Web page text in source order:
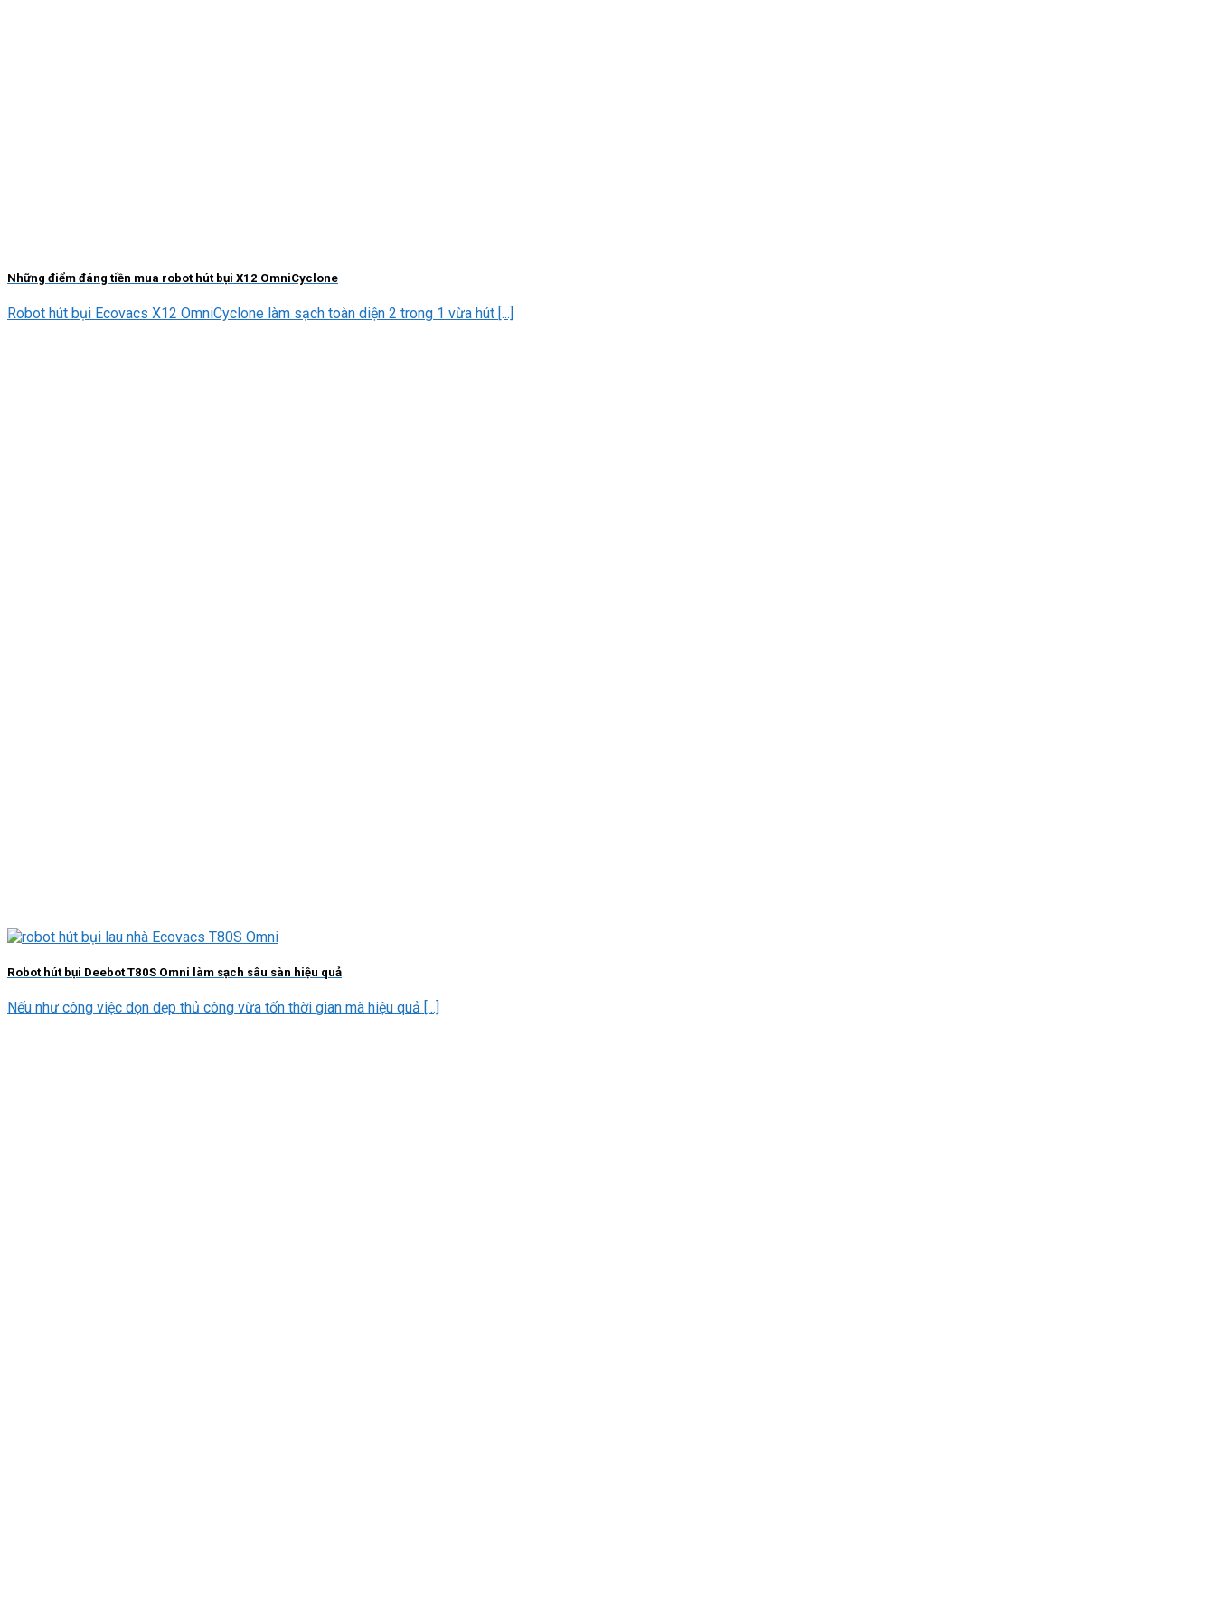
Những điểm đáng tiền mua robot hút bụi X12 OmniCyclone
Robot hút bụi Ecovacs X12 OmniCyclone làm sạch toàn diện 2 trong 1 vừa hút [...]
Robot hút bụi Deebot T80S Omni làm sạch sâu sàn hiệu quả
Nếu như công việc dọn dẹp thủ công vừa tốn thời gian mà hiệu quả [...]